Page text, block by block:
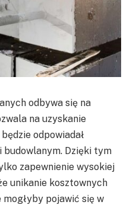
odbywa się na
na uzyskanie
odpowiadał
Dzięki tym
zapewnienie wysokiej
unikanie kosztownych
mogłyby pojawić się w